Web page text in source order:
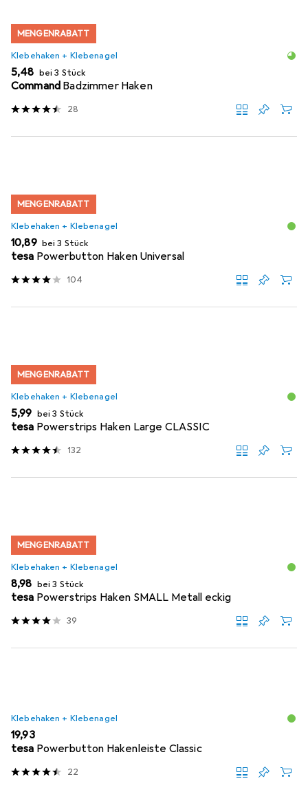
MENGENRABATT
Klebehaken + Klebenagel
EUR
5,48 bei 3 Stück
Command Badzimmer Haken
28
MENGENRABATT
Klebehaken + Klebenagel
EUR
10,89 bei 3 Stück
tesa Powerbutton Haken Universal
104
MENGENRABATT
Klebehaken + Klebenagel
EUR
5,99 bei 3 Stück
tesa Powerstrips Haken Large CLASSIC
132
MENGENRABATT
Klebehaken + Klebenagel
EUR
8,98 bei 3 Stück
tesa Powerstrips Haken SMALL Metall eckig
39
Klebehaken + Klebenagel
EUR
19,93
tesa Powerbutton Hakenleiste Classic
22